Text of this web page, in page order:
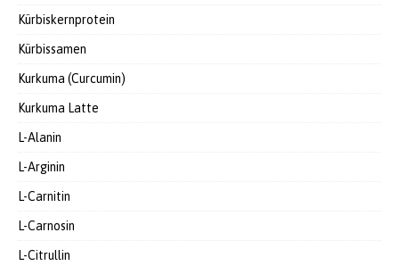
Kürbiskernprotein
Kürbissamen
Kurkuma (Curcumin)
Kurkuma Latte
L-Alanin
L-Arginin
L-Carnitin
L-Carnosin
L-Citrullin